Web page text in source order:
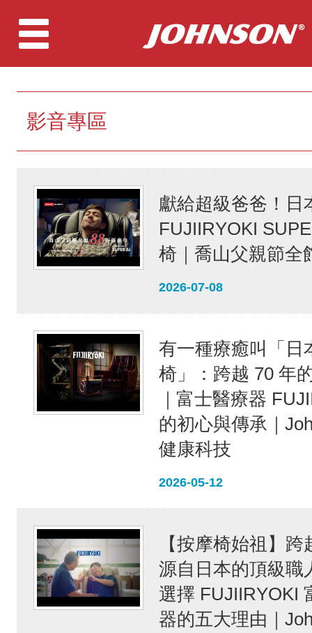
影音專區
獻給超級爸爸！日
FUJIIRYOKI
椅｜喬山父親節全
2026-07-08
有一種療癒叫「日
椅」：跨越 70 年
｜富士醫療器
的初心與傳承｜
健康科技
2026-05-12
【按摩椅始祖】
源自日本的頂級職
選擇 FUJIIRYOKI
器的五大理由｜